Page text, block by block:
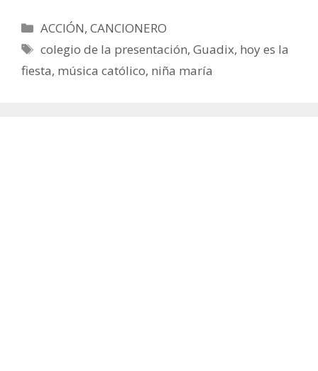
Categorías
ACCIÓN,CANCIONERO
Etiquetas
colegio de la presentación,Guadix, hoy es la
fiesta, música católico, niña maría